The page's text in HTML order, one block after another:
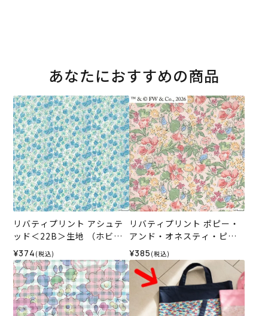
あなたにおすすめの商品
リバティプリント アシュテ
ッド＜22B＞生地 （ホビー
ラホビーレオリジナル）202
6SS
¥374 (税込)
リバティプリント ポピー・
アンド・オネスティ・ピー
ター＜01P＞生地 （ホビー
ラホビーレオリジナル）202
6SS
¥385 (税込)